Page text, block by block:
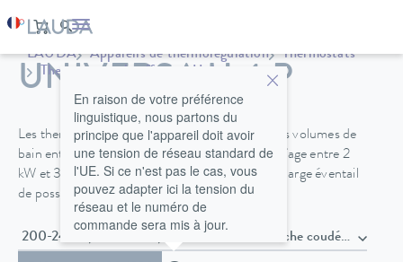
LAUDA Appareils de thermorégulation
Thermostats
Thermostats chauffants
UNIVERSA U 4 P
Les thermostats de chauffage Universa avec des volumes de
bain entre 4 et 40 L et des puissances de chauffage entre 2
kW et 3,6 kW offrent une flexibilité totale et un large éventail
de possibilités pour toutes les applications.
200-240 V, 50/60 Hz , Câble secteur avec fiche coudée
En raison de votre préférence
linguistique, nous partons du
principe que l'appareil doit avoir
une tension de réseau standard de
l'UE. Si ce n'est pas le cas, vous
pouvez adapter ici la tension du
réseau et le numéro de
commande sera mis à jour.